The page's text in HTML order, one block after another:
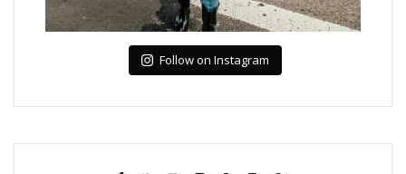
Follow on Instagram